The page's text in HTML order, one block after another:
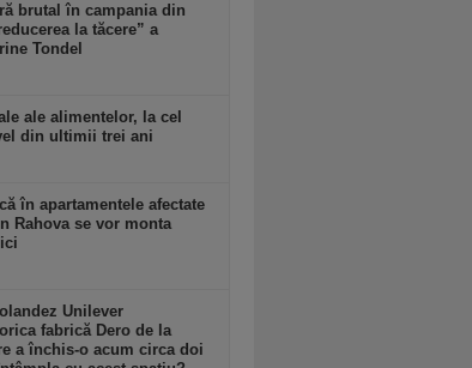
brutal în campania din
la tăcere” a
Tondel
ale alimentelor, la cel
din ultimii trei ani
în apartamentele afectate
Rahova se vor monta
Unilever
fabrică Dero de la
a închis-o acum circa doi